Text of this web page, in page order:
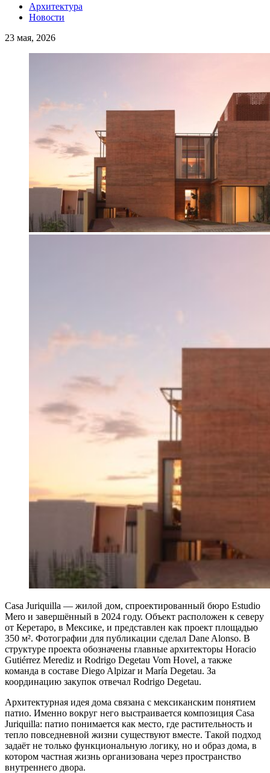
Архитектура
Новости
23 мая, 2026
Casa Juriquilla — жилой дом, спроектированный бюро Estudio
Mero и завершённый в 2024 году. Объект расположен к северу
от Керетаро, в Мексике, и представлен как проект площадью
350 м². Фотографии для публикации сделал Dane Alonso. В
структуре проекта обозначены главные архитекторы Horacio
Gutiérrez Merediz и Rodrigo Degetau Vom Hovel, а также
команда в составе Diego Alpizar и María Degetau. За
координацию закупок отвечал Rodrigo Degetau.
Архитектурная идея дома связана с мексиканским понятием
патио. Именно вокруг него выстраивается композиция Casa
Juriquilla: патио понимается как место, где растительность и
тепло повседневной жизни существуют вместе. Такой подход
задаёт не только функциональную логику, но и образ дома, в
котором частная жизнь организована через пространство
внутреннего двора.